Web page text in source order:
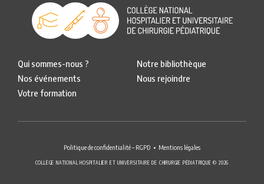
Qui sommes-nous ?
Nos événements
Votre formation
Notre bibliothèque
Nous rejoindre
Politique de confidentialité – RGPD Mentions légales
COLLÈGE NATIONAL HOSPITALIER ET UNIVERSITAIRE DE CHIRURGIE PÉDIATRIQUE © 2026